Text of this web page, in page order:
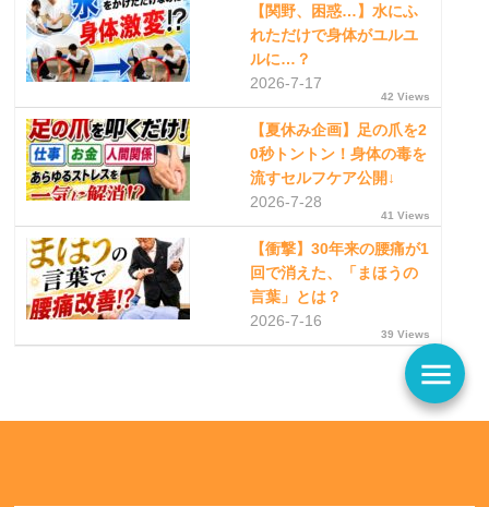
【関野、困惑…】水にふ
れただけで身体がユルユ
ルに…？
2026-7-17
42 Views
【夏休み企画】足の爪を2
0秒トントン！身体の毒を
流すセルフケア公開↓
2026-7-28
41 Views
【衝撃】30年来の腰痛が1
回で消えた、「まほうの
言葉」とは？
2026-7-16
39 Views
menu